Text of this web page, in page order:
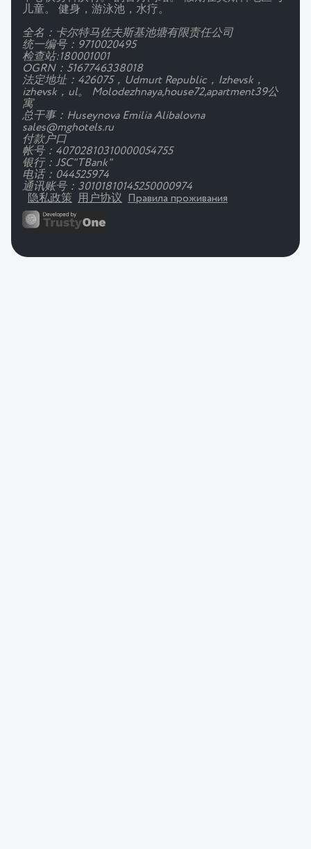
儿童。 健身，游泳池，水疗。
全名：卡尔特马佐夫斯基池塘有限责任公司
统一编号：9710020495
检查站:180001001
OGRN：5167746338018
法定地址：426075，Udmurt Republic，Izhevsk，
izhevsk，ul。 Molodezhnaya,house72,apartment39公
寓
总干事：Huseynova Emilia Alibalovna
sales@mghotels.ru
付款户口
帐号：40702810310000054755
银行：JSC"TBank"
电话：044525974
通讯账号：30101810145250000974
隐私政策
用户协议 Правила проживания